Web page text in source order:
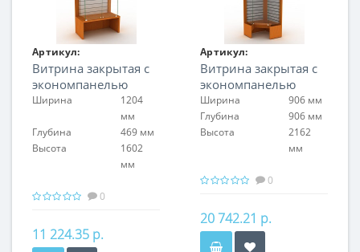
Артикул:
FIN.V.120.S.EP.00
Витрина закрытая с
экономпанелью
Ширина
1204
мм
Глубина
469 мм
Высота
1602
мм
0
11 224.35 р.
Артикул:
FIN.V.CON.H.EP.00
Витрина закрытая с
экономпанелью
Ширина
906 мм
Глубина
906 мм
Высота
2162
мм
0
20 742.21 р.